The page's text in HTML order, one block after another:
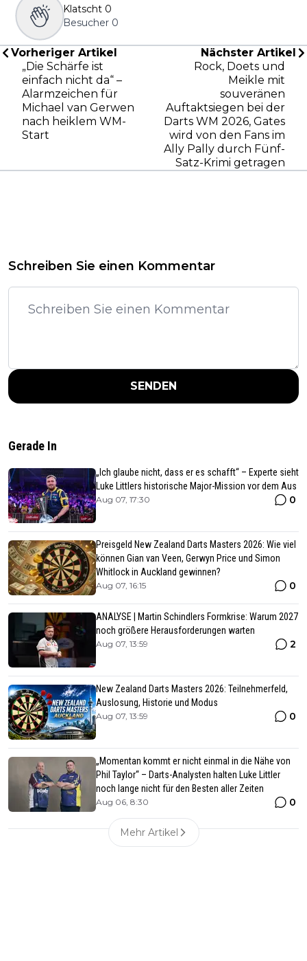
Klatscht 0
Besucher 0
Vorheriger Artikel
„Die Schärfe ist
einfach nicht da“ –
Alarmzeichen für
Michael van Gerwen
nach heiklem WM-
Start
Nächster Artikel
Rock, Doets und
Meikle mit
souveränen
Auftaktsiegen bei der
Darts WM 2026, Gates
wird von den Fans im
Ally Pally durch Fünf-
Satz-Krimi getragen
Schreiben Sie einen Kommentar
SENDEN
Gerade In
„Ich glaube nicht, dass er es schafft“ – Experte sieht
Luke Littlers historische Major-Mission vor dem Aus
Aug 07, 17:30 0
Preisgeld New Zealand Darts Masters 2026: Wie viel
können Gian van Veen, Gerwyn Price und Simon
Whitlock in Auckland gewinnen?
Aug 07, 16:15 0
ANALYSE | Martin Schindlers Formkrise: Warum 2027
noch größere Herausforderungen warten
Aug 07, 13:59 2
New Zealand Darts Masters 2026: Teilnehmerfeld,
Auslosung, Historie und Modus
Aug 07, 13:59 0
„Momentan kommt er nicht einmal in die Nähe von
Phil Taylor“ – Darts-Analysten halten Luke Littler
noch lange nicht für den Besten aller Zeiten
Aug 06, 8:30 0
Mehr Artikel